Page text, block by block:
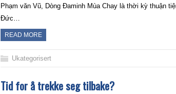
Phạm văn Vũ, Dòng Đaminh Mùa Chay là thời kỳ thuận
Đức…
READ MORE
Ukategorisert
Tid for å trekke seg tilbake?